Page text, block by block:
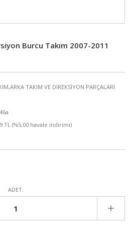
Burcu Takım 2007-2011
TAKIM VE DİREKSİYON PARÇALARI
TL (%5,00 havale indirimi)
ADET: